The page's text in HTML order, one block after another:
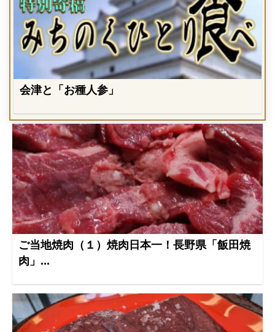
会津と「お種人参」
ご当地焼肉（１）焼肉日本一！長野県「飯田焼
肉」...